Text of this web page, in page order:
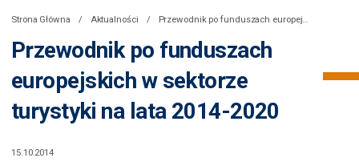
Strona Główna Aktualności Przewodnik po funduszach europejskich w sektorze turystyki na lata 2014-2020
Przewodnik po funduszach
europejskich w sektorze
turystyki na lata 2014-2020
15.10.2014